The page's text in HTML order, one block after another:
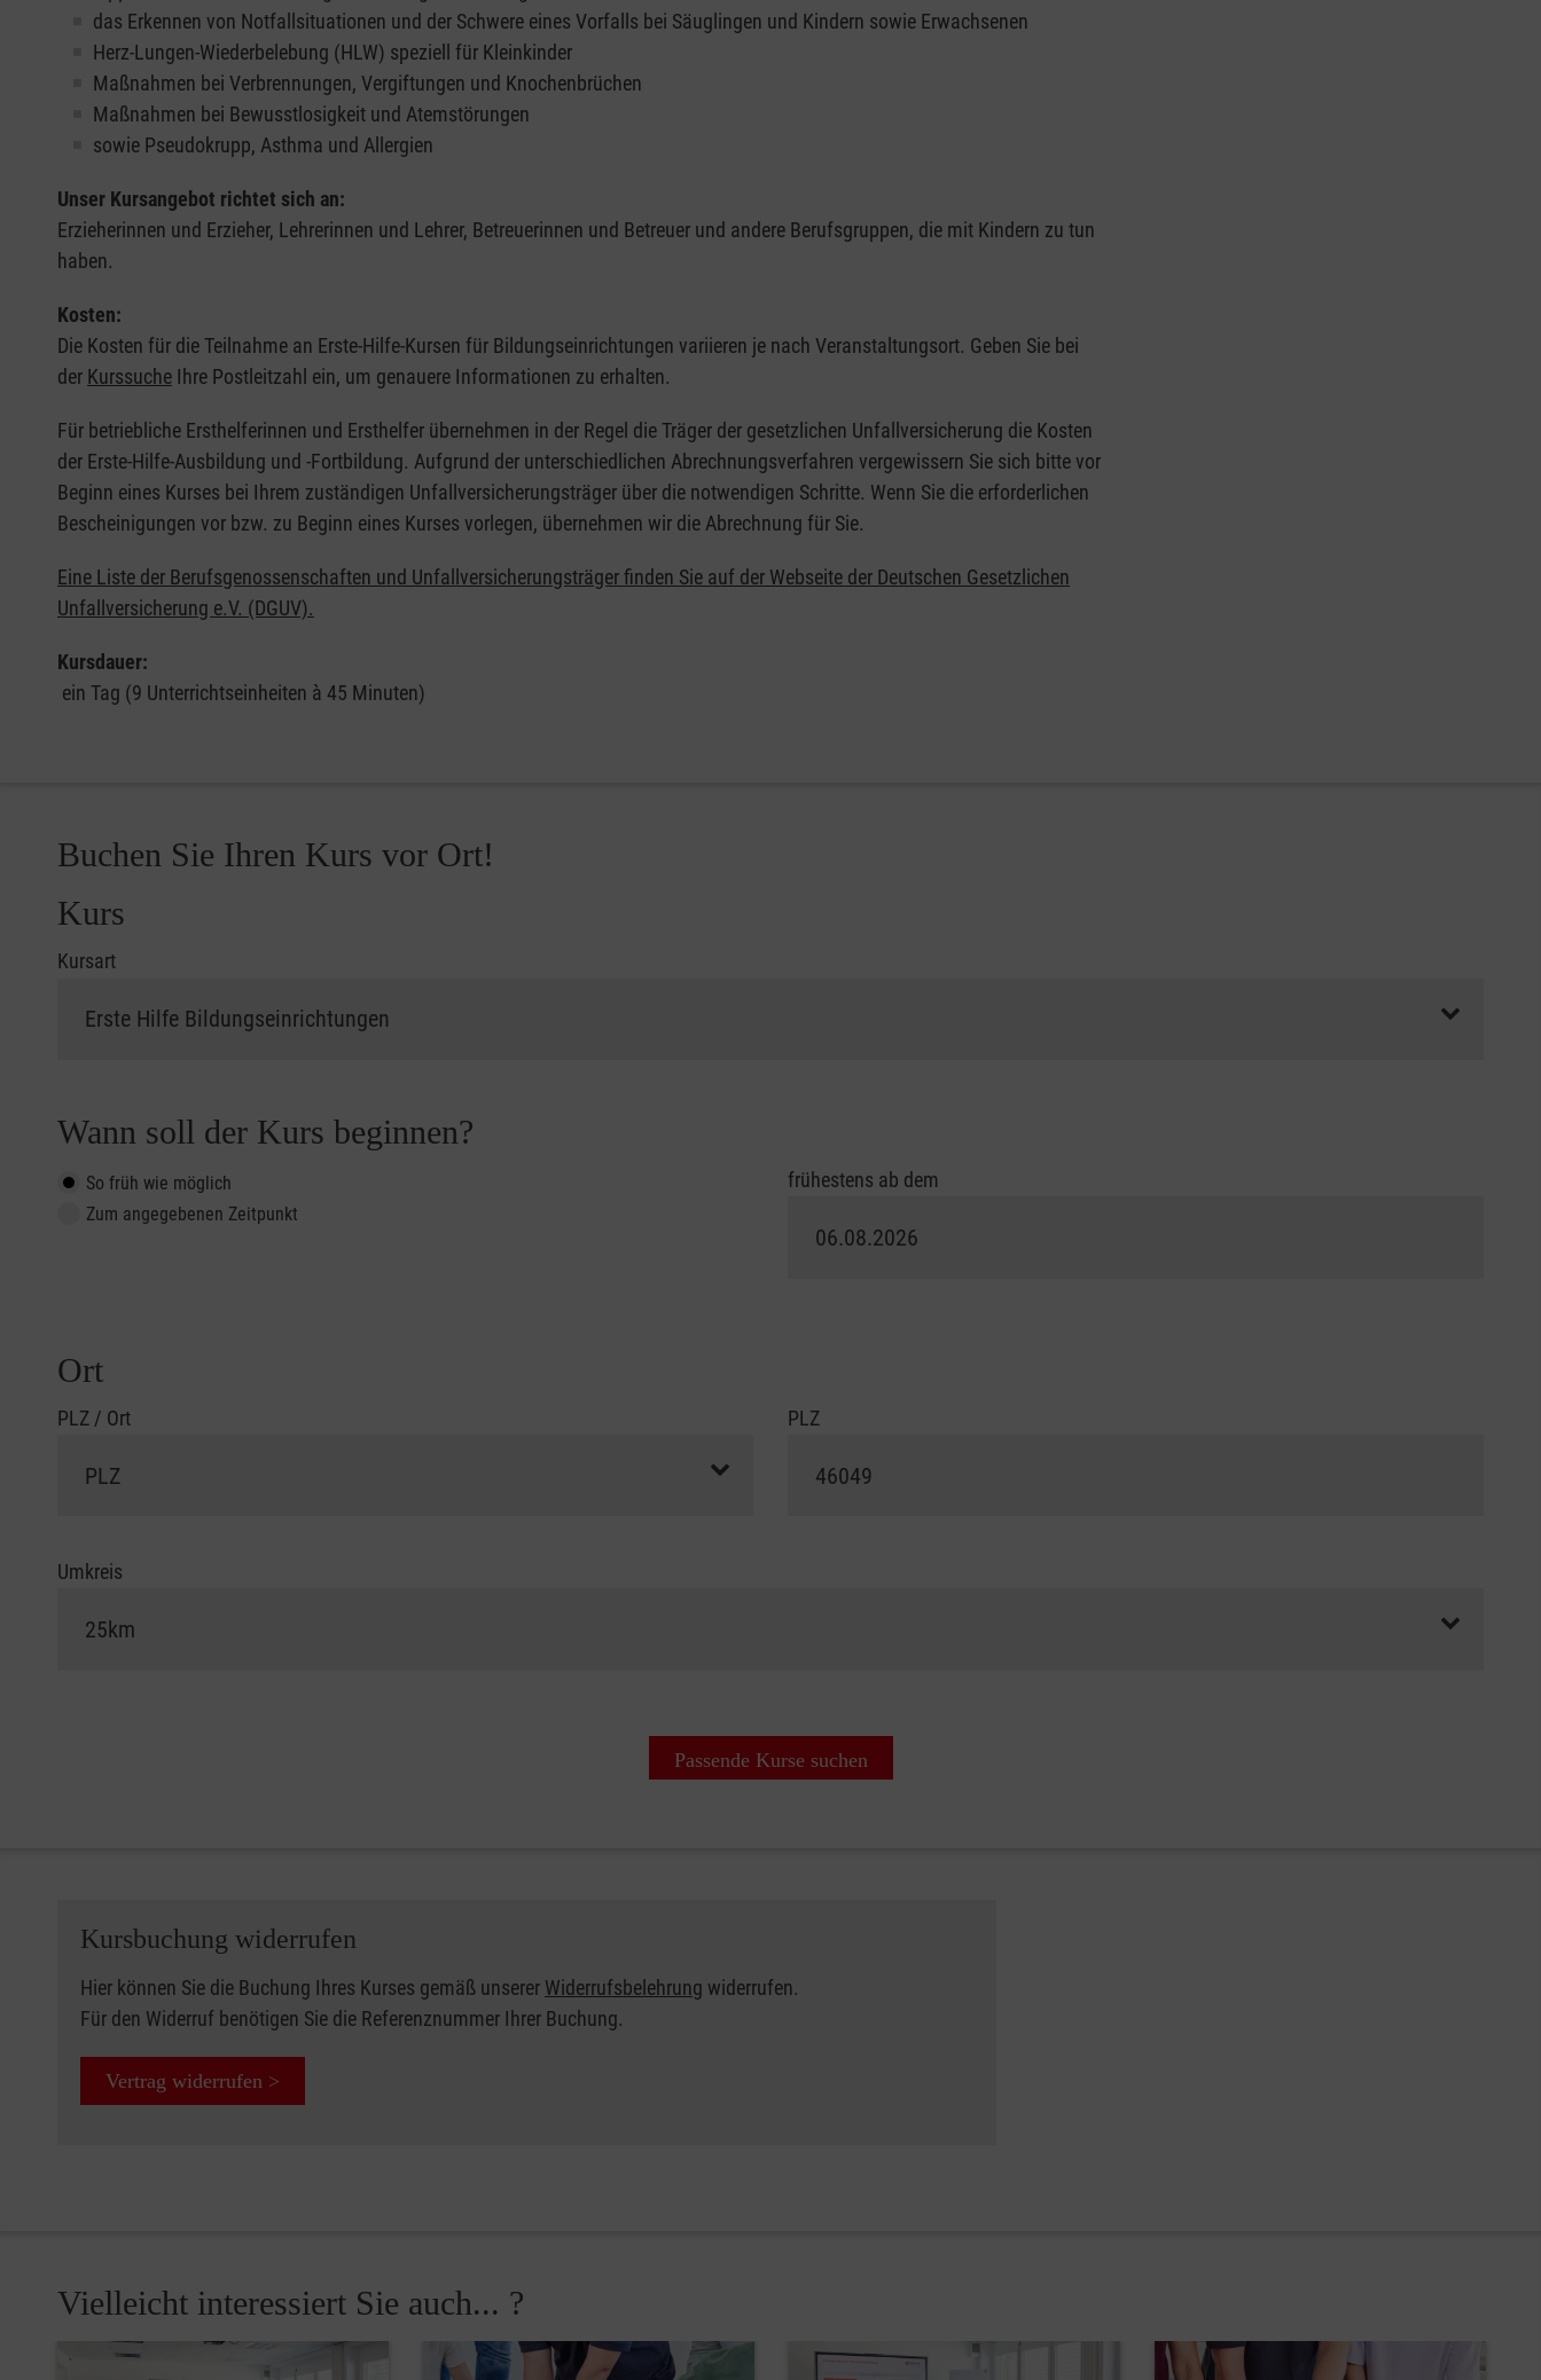
das Erkennen von Notfallsituationen und der Schwere eines Vorfalls bei Säuglingen und Kindern sowie Erwachsenen
Herz-Lungen-Wiederbelebung (HLW) speziell für Kleinkinder
Maßnahmen bei Verbrennungen, Vergiftungen und Knochenbrüchen
Maßnahmen bei Bewusstlosigkeit und Atemstörungen
sowie Pseudokrupp, Asthma und Allergien
Unser Kursangebot richtet sich an:
Erzieherinnen und Erzieher, Lehrerinnen und Lehrer, Betreuerinnen und Betreuer und andere Berufsgruppen, die mit Kindern zu tun
haben.
Kosten:
Die Kosten für die Teilnahme an Erste-Hilfe-Kursen für Bildungseinrichtungen variieren je nach Veranstaltungsort. Geben Sie bei
der Kurssuche Ihre Postleitzahl ein, um genauere Informationen zu erhalten.
Für betriebliche Ersthelferinnen und Ersthelfer übernehmen in der Regel die Träger der gesetzlichen Unfallversicherung die Kosten
der Erste-Hilfe-Ausbildung und -Fortbildung. Aufgrund der unterschiedlichen Abrechnungsverfahren vergewissern Sie sich bitte vor
Beginn eines Kurses bei Ihrem zuständigen Unfallversicherungsträger über die notwendigen Schritte. Wenn Sie die erforderlichen
Bescheinigungen vor bzw. zu Beginn eines Kurses vorlegen, übernehmen wir die Abrechnung für Sie.
Eine Liste der Berufsgenossenschaften und Unfallversicherungsträger finden Sie auf der Webseite der Deutschen Gesetzlichen
Unfallversicherung e.V. (DGUV).
Kursdauer:
ein Tag (9 Unterrichtseinheiten à 45 Minuten)
Buchen Sie Ihren Kurs vor Ort!
Kurs
Kursart
Wann soll der Kurs beginnen?
So früh wie möglich
Zum angegebenen Zeitpunkt
frühestens ab dem
Ort
PLZ / Ort PLZ
Umkreis
Passende Kurse suchen
Kursbuchung widerrufen
Hier können Sie die Buchung Ihres Kurses gemäß unserer Widerrufsbelehrung widerrufen.
Für den Widerruf benötigen Sie die Referenznummer Ihrer Buchung.
Vertrag widerrufen >
Vielleicht interessiert Sie auch... ?
Pause